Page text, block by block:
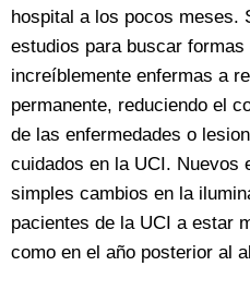
hospital a los pocos meses.
estudios para buscar
increíblemente enfermas a
permanente, reduciendo el
de las enfermedades o
cuidados en la UCI. Nuevos
simples cambios en la
pacientes de la UCI a estar
como en el año posterior al